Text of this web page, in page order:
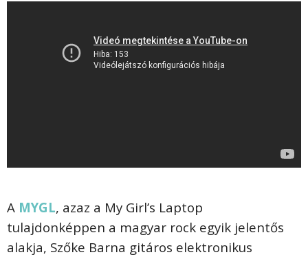
A MYGL, azaz a My Girl’s Laptop
tulajdonképpen a magyar rock egyik jelentős
alakja, Szőke Barna gitáros elektronikus